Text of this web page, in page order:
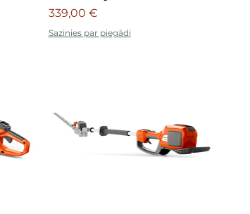
Cena
339,00 €
Sazinies par piegādi